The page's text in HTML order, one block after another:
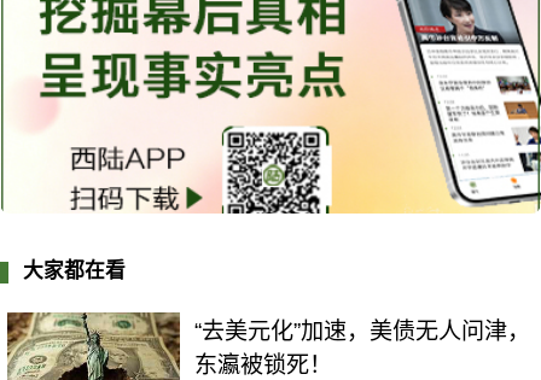
大家都在看
“去美元化”加速，美债无人问津，
东瀛被锁死！